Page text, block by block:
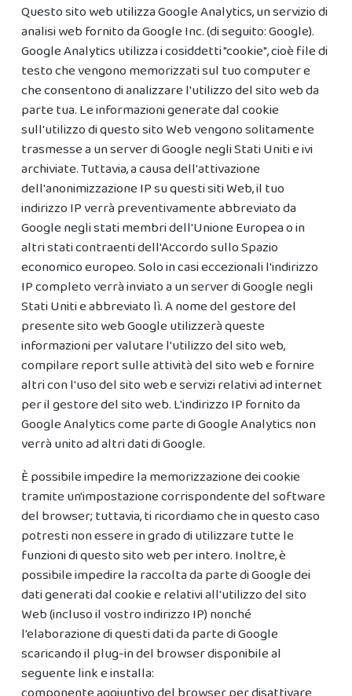
Questo sito web utilizza Google Analytics, un servizio di
analisi web fornito da Google Inc. (di seguito: Google).
Google Analytics utilizza i cosiddetti "cookie", cioè file di
testo che vengono memorizzati sul tuo computer e
che consentono di analizzare l'utilizzo del sito web da
parte tua. Le informazioni generate dal cookie
sull'utilizzo di questo sito Web vengono solitamente
trasmesse a un server di Google negli Stati Uniti e ivi
archiviate. Tuttavia, a causa dell'attivazione
dell'anonimizzazione IP su questi siti Web, il tuo
indirizzo IP verrà preventivamente abbreviato da
Google negli stati membri dell'Unione Europea o in
altri stati contraenti dell'Accordo sullo Spazio
economico europeo. Solo in casi eccezionali l'indirizzo
IP completo verrà inviato a un server di Google negli
Stati Uniti e abbreviato lì. A nome del gestore del
presente sito web Google utilizzerà queste
informazioni per valutare l'utilizzo del sito web,
compilare report sulle attività del sito web e fornire
altri con l'uso del sito web e servizi relativi ad internet
per il gestore del sito web. L'indirizzo IP fornito da
Google Analytics come parte di Google Analytics non
verrà unito ad altri dati di Google.
È possibile impedire la memorizzazione dei cookie
tramite un'impostazione corrispondente del software
del browser; tuttavia, ti ricordiamo che in questo caso
potresti non essere in grado di utilizzare tutte le
funzioni di questo sito web per intero. Inoltre, è
possibile impedire la raccolta da parte di Google dei
dati generati dal cookie e relativi all'utilizzo del sito
Web (incluso il vostro indirizzo IP) nonché
l'elaborazione di questi dati da parte di Google
scaricando il plug-in del browser disponibile al
seguente link e installa: